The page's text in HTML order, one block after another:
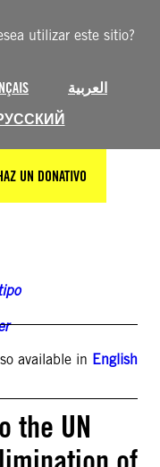
utilizar este sitio?
العربية
UN DONATIVO
available in English
the UN